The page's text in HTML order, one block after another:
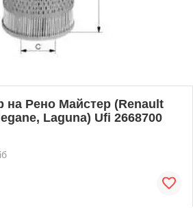
на Рено Майстер (Renault
Laguna) Ufi 2668700